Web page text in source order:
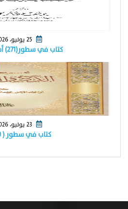
كتاب في سطور(٢٧١) أسرار فن…
كتاب في سطور ( ٢٧٠…